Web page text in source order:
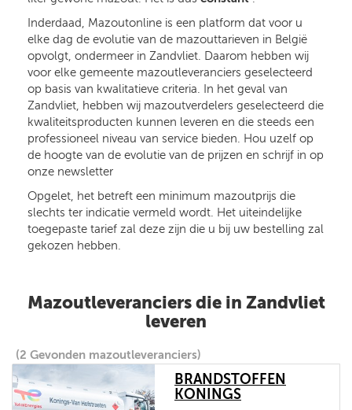
Inderdaad, Mazoutonline is een platform dat voor u
elke dag de evolutie van de mazouttarieven in België
opvolgt, ondermeer in Zandvliet. Daarom hebben wij
voor elke gemeente mazoutleveranciers geselecteerd
op basis van kwalitatieve criteria. In het geval van
Zandvliet, hebben wij mazoutverdelers geselecteerd die
kwaliteitsproducten kunnen leveren en die steeds een
professioneel niveau van service bieden. Hou uzelf op
de hoogte van de evolutie van de prijzen en schrijf in op
onze newsletter
Opgelet, het betreft een minimum mazoutprijs die
slechts ter indicatie vermeld wordt. Het uiteindelijke
toegepaste tarief zal deze zijn die u bij uw bestelling zal
gekozen hebben.
Mazoutleveranciers die in Zandvliet
leveren
(2 Gevonden mazoutleveranciers)
BRANDSTOFFEN
KONINGS